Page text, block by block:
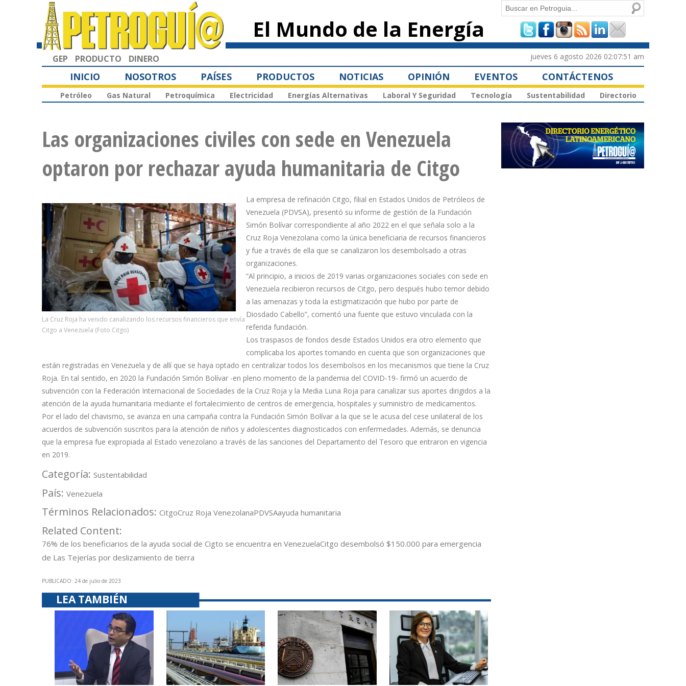
principal
El Mundo de la Energía
Formulario de
búsqueda
Buscar
GEP PRODUCTO DINERO jueves 6 agosto 2026 02:07:51 am
INICIO NOSOTROS PAÍSES PRODUCTOS NOTICIAS OPINIÓN EVENTOS CONTÁCTENOS
Petróleo Gas Natural Petroquímica Electricidad Energías Alternativas Laboral Y Seguridad Tecnología Sustentabilidad Directorio
Las organizaciones civiles con sede en Venezuela
optaron por rechazar ayuda humanitaria de Citgo
La Cruz Roja ha venido canalizando los recursos financieros que envía
Citgo a Venezuela (Foto Citgo)
La empresa de refinación Citgo, filial en Estados Unidos de Petróleos de
Venezuela (PDVSA), presentó su informe de gestión de la Fundación
Simón Bolívar correspondiente al año 2022 en el que señala solo a la
Cruz Roja Venezolana como la única beneficiaria de recursos financieros
y fue a través de ella que se canalizaron los desembolsado a otras
organizaciones.
“Al principio, a inicios de 2019 varias organizaciones sociales con sede en
Venezuela recibieron recursos de Citgo, pero después hubo temor debido
a las amenazas y toda la estigmatización que hubo por parte de
Diosdado Cabello”, comentó una fuente que estuvo vinculada con la
referida fundación.
Los traspasos de fondos desde Estados Unidos era otro elemento que
complicaba los aportes tomando en cuenta que son organizaciones que
están registradas en Venezuela y de allí que se haya optado en centralizar todos los desembolsos en los mecanismos que tiene la Cruz
Roja. En tal sentido, en 2020 la Fundación Simón Bolívar -en pleno momento de la pandemia del COVID-19- firmó un acuerdo de
subvención con la Federación Internacional de Sociedades de la Cruz Roja y la Media Luna Roja para canalizar sus aportes dirigidos a la
atención de la ayuda humanitaria mediante el fortalecimiento de centros de emergencia, hospitales y suministro de medicamentos.
Por el lado del chavismo, se avanza en una campaña contra la Fundación Simón Bolívar a la que se le acusa del cese unilateral de los
acuerdos de subvención suscritos para la atención de niños y adolescentes diagnosticados con enfermedades. Además, se denuncia
que la empresa fue expropiada al Estado venezolano a través de las sanciones del Departamento del Tesoro que entraron en vigencia
en 2019.
Categoría: Sustentabilidad
País: Venezuela
Términos Relacionados: CitgoCruz Roja VenezolanaPDVSAayuda humanitaria
Related Content:
76% de los beneficiarios de la ayuda social de Cigto se encuentra en VenezuelaCitgo desembolsó $150.000 para emergencia
de Las Tejerías por deslizamiento de tierra
PUBLICADO: 24 de julio de 2023
LEA TAMBIÉN